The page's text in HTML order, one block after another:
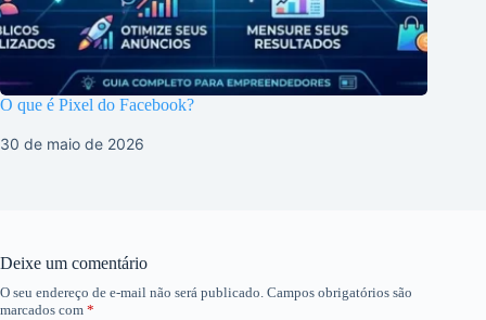
O que é Pixel do Facebook?
30 de maio de 2026
Deixe um comentário
O seu endereço de e-mail não será publicado. Campos obrigatórios são
marcados com *